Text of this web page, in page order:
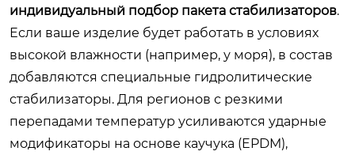
индивидуальный подбор пакета стабилизаторов.
Если ваше изделие будет работать в условиях
высокой влажности (например, у моря), в состав
добавляются специальные гидролитические
стабилизаторы. Для регионов с резкими
перепадами температур усиливаются ударные
модификаторы на основе каучука (EPDM),